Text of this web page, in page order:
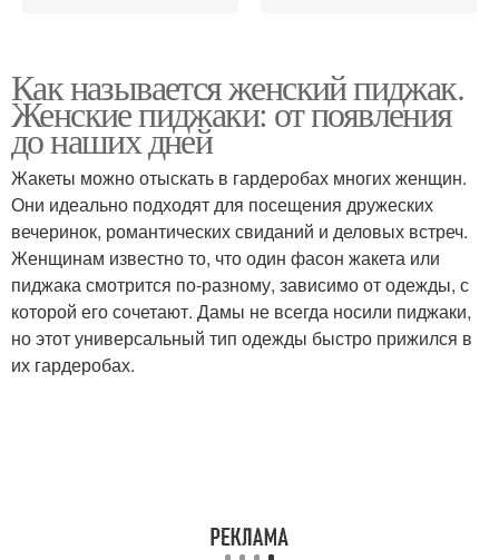
Как называется женский пиджак.
Женские пиджаки: от появления
до наших дней
Жакеты можно отыскать в гардеробах многих женщин.
Они идеально подходят для посещения дружеских
вечеринок, романтических свиданий и деловых встреч.
Женщинам известно то, что один фасон жакета или
пиджака смотрится по-разному, зависимо от одежды, с
которой его сочетают. Дамы не всегда носили пиджаки,
но этот универсальный тип одежды быстро прижился в
их гардеробах.